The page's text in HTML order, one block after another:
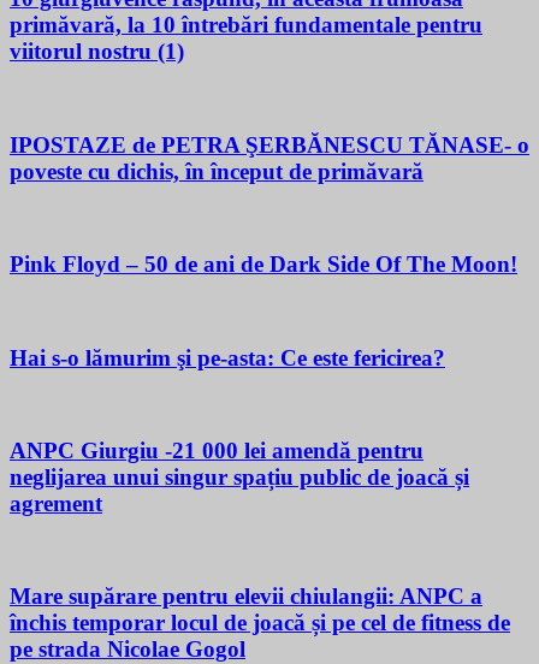
primăvară, la 10 întrebări fundamentale pentru
viitorul nostru (1)
IPOSTAZE de PETRA ŞERBĂNESCU TĂNASE- o
poveste cu dichis, în început de primăvară
Pink Floyd – 50 de ani de Dark Side Of The Moon!
Hai s-o lămurim şi pe-asta: Ce este fericirea?
ANPC Giurgiu -21 000 lei amendă pentru
neglijarea unui singur spațiu public de joacă și
agrement
Mare supărare pentru elevii chiulangii: ANPC a
închis temporar locul de joacă și pe cel de fitness de
pe strada Nicolae Gogol